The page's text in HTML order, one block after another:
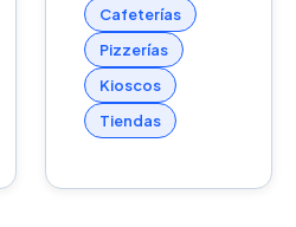
Cafeterías
Pizzerías
Kioscos
Tiendas